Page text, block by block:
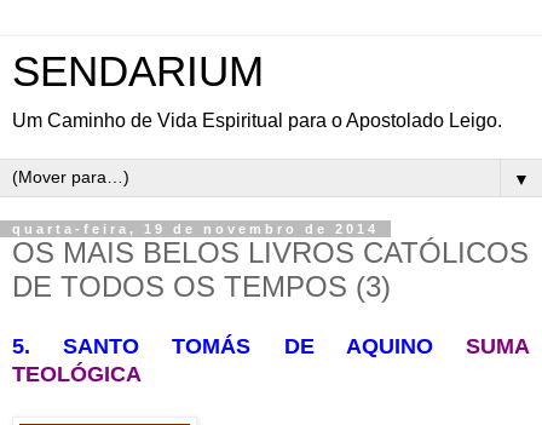
SENDARIUM
Um Caminho de Vida Espiritual para o Apostolado Leigo.
▼
quarta-feira, 19 de novembro de 2014
OS MAIS BELOS LIVROS CATÓLICOS
DE TODOS OS TEMPOS (3)
5. SANTO TOMÁS DE AQUINO SUMA
TEOLÓGICA